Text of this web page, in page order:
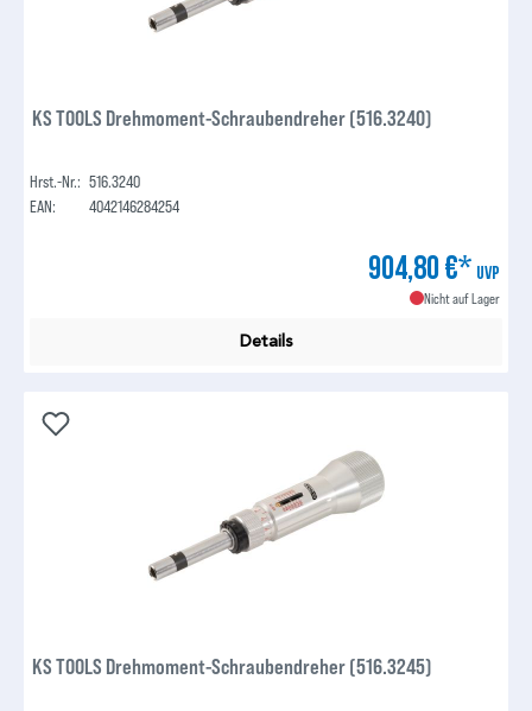
KS TOOLS Drehmoment-Schraubendreher (516.3240)
Hrst.-Nr.: 516.3240
EAN:
4042146284254
904,80 €* UVP
Nicht auf Lager
Details
KS TOOLS Drehmoment-Schraubendreher (516.3245)